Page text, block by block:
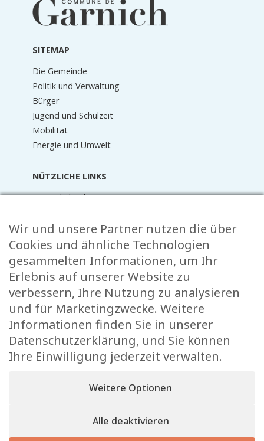
Fußzeile
SITEMAP
Die Gemeinde
Politik und Verwaltung
Bürger
Jugend und Schulzeit
Mobilität
Energie und Umwelt
NÜTZLICHE LINKS
Terminkalender
Mediathek
Raider Online
Formulare
FAQ
Rue de l’École 15,
, L-8353 Garnich
38 00 19 1
Impressum
Wir und unsere Partner nutzen die über
Cookies und ähnliche Technologien
gesammelten Informationen, um Ihr
Erlebnis auf unserer Website zu
verbessern, Ihre Nutzung zu analysieren
und für Marketingzwecke. Weitere
Informationen finden Sie in unserer
Datenschutzerklärung, und Sie können
Ihre Einwilligung jederzeit verwalten.
Weitere Optionen
Alle deaktivieren